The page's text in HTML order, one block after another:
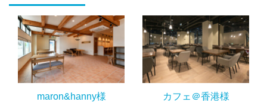
maron&hanny様 カフェ＠香港様